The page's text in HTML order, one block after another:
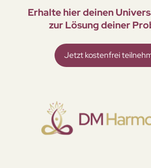
Erhalte hier deinen
zur Lösung deiner
Jetzt kostenfrei